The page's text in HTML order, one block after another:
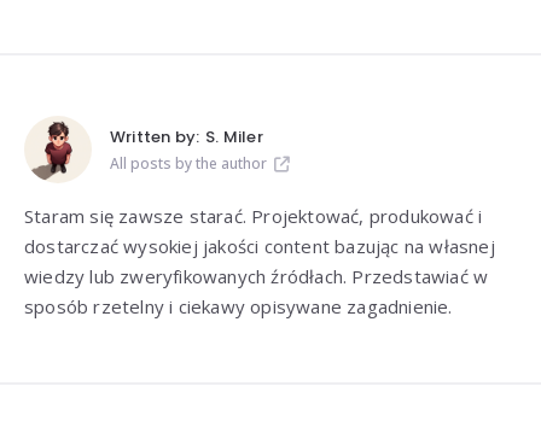
Written by: S. Miler
All posts by the author
Staram się zawsze starać. Projektować, produkować i
dostarczać wysokiej jakości content bazując na własnej
wiedzy lub zweryfikowanych źródłach. Przedstawiać w
sposób rzetelny i ciekawy opisywane zagadnienie.